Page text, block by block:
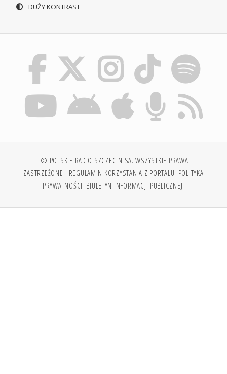
DUŻY KONTRAST
© POLSKIE RADIO SZCZECIN SA. WSZYSTKIE PRAWA
ZASTRZEŻONE. REGULAMIN KORZYSTANIA Z PORTALU POLITYKA
PRYWATNOŚCI BIULETYN INFORMACJI PUBLICZNEJ